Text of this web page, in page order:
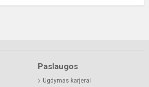
Paslaugos
Ugdymas karjerai